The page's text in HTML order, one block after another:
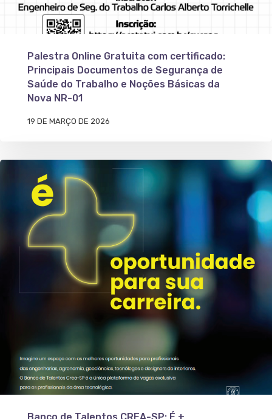
Palestra Online Gratuita com certificado:
Principais Documentos de Segurança de
Saúde do Trabalho e Noções Básicas da
Nova NR-01
19 DE MARÇO DE 2026